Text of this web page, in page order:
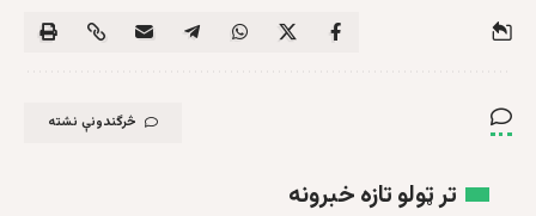
څرگندونې نشته
تر ټولو تازه خبرونه